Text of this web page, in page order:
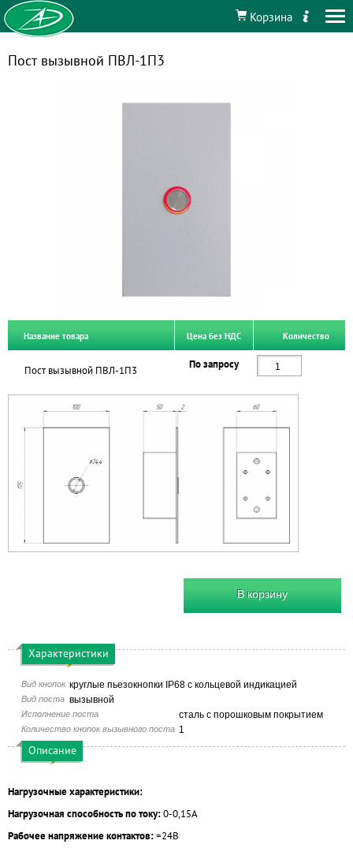
Корзина
Пост вызывной ПВЛ-1П3
Название товара Цена без НДС Количество
Пост вызывной ПВЛ-1П3 По запросу
В корзину
Характеристики
Вид кнопок круглые пьезокнопки IP68 с кольцевой индикацией
Вид поста вызывной
Исполнение поста сталь с порошковым покрытием
Количество кнопок вызывного поста 1
Описание
Нагрузочные характеристики:
Нагрузочная способность по току:0-0,15А
Рабочее напряжение контактов:=24В